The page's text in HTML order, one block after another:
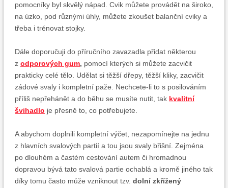
pomocníky byl skvělý nápad. Cvik můžete provádět na široko,
na úzko, pod různými úhly, můžete zkoušet balanční cviky a
třeba i trénovat stojky.
Dále doporučuji do příručního zavazadla přidat některou
z odporových gum, pomocí kterých si můžete zacvičit
prakticky celé tělo. Udělat si těžší dřepy, těžší kliky, zacvičit
zádové svaly i kompletní paže. Nechcete-li to s posilováním
příliš nepřehánět a do běhu se musíte nutit, tak kvalitní
švihadlo je přesně to, co potřebujete.
A abychom doplnili kompletní výčet, nezapomínejte na jednu
z hlavních svalových partií a tou jsou svaly břišní. Zejména
po dlouhém a častém cestování autem či hromadnou
dopravou bývá tato svalová partie ochablá a kromě jiného tak
díky tomu často může vzniknout tzv. dolní zkřížený